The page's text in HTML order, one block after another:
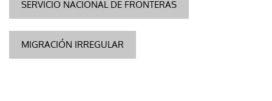
SERVICIO NACIONAL DE FRONTERAS
MIGRACIÓN IRREGULAR